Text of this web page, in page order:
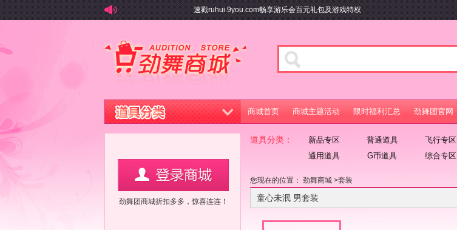
速戳ruhui.9you.com畅享游乐会百元礼包及游戏特权
商城首页 商城主题活动 限时福利汇总 劲舞团官网
劲舞团商城折扣多多，惊喜连连！
道具分类： 新品专区 普通道具 飞行专区
通用道具
G币道具 综合专区
您现在的位置： 劲舞商城 >套装
童心未泯 男套装